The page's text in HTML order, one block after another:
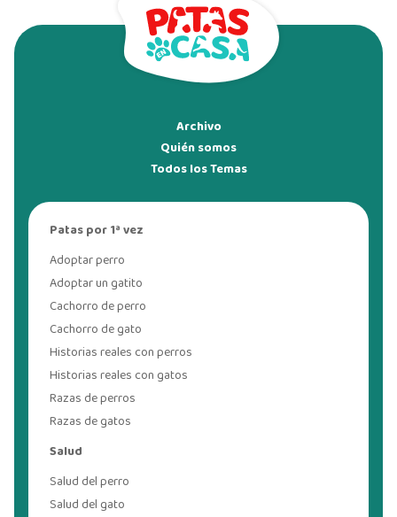
Archivo
Quién somos
Todos los Temas
Patas por 1ª vez
Adoptar perro
Adoptar un gatito
Cachorro de perro
Cachorro de gato
Historias reales con perros
Historias reales con gatos
Razas de perros
Razas de gatos
Salud
Salud del perro
Salud del gato